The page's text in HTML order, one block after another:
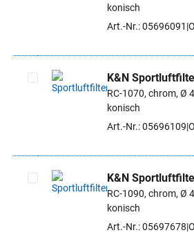
Artikel auswählenkonisch
Art.-Nr.: 05696091
Artikel auswählen
K&N
RC-1070, chrom, Ø
konisch
Art.-Nr.: 05696109
Artikel auswählen
K&N
RC-1090, chrom, Ø
konisch
Art.-Nr.: 05697678